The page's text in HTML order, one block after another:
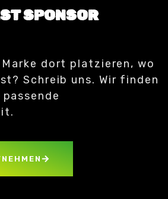
SPONSOR
dort platzieren, wo
Schreib uns. Wir finden